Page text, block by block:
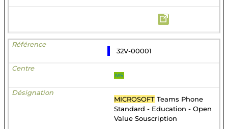
32V-00001
MS
MICROSOFT Teams Phone
Standard - Education - Open
Value Souscription